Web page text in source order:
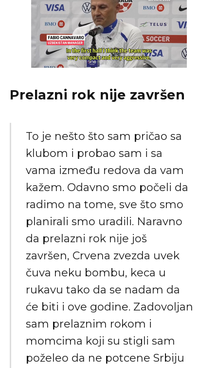
Prelazni rok nije završen
To je nešto što sam pričao sa
klubom i probao sam i sa
vama između redova da vam
kažem. Odavno smo počeli da
radimo na tome, sve što smo
planirali smo uradili. Naravno
da prelazni rok nije još
završen, Crvena zvezda uvek
čuva neku bombu, keca u
rukavu tako da se nadam da
će biti i ove godine. Zadovoljan
sam prelaznim rokom i
momcima koji su stigli sam
poželeo da ne potcene Srbiju